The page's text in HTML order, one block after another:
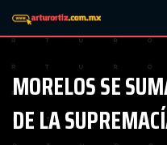
MORELOS SE
DE LA